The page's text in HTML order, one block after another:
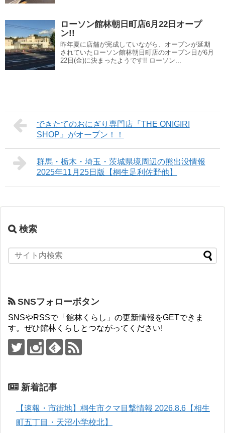
ローソン館林朝日町店6月22日オープ
ン!!
昨年夏に店舗が完成していながら、オープンが延期
されていたローソン館林朝日町店のオープン日が6月
22日(金)に決まったようです!! ローソン...
できたてのおにぎり専門店『THE ONIGIRI
SHOP』がオープン！！
群馬・栃木・埼玉・茨城県境周辺の熊出没情報
2025年11月25日版【桐生足利佐野他】
検索
SNSフォローボタン
SNSやRSSで「館林くらし」の更新情報をGETできま
す。ぜひ館林くらしとつながってください!
新着記事
【速報・市街地】桐生市クマ目撃情報 2026.8.6【相生
町五丁目・天沼小学校北】